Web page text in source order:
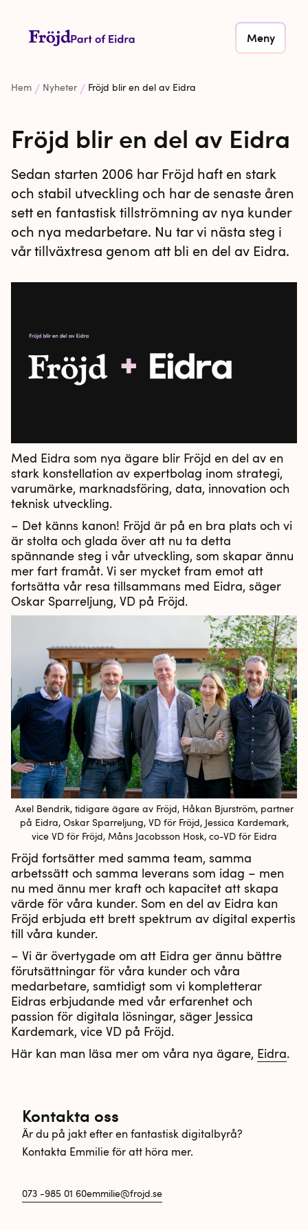
Meny
Hem Nyheter Fröjd blir en del av Eidra
Fröjd blir en del av Eidra
Sedan starten 2006 har Fröjd haft en stark
och stabil utveckling och har de senaste åren
sett en fantastisk tillströmning av nya kunder
och nya medarbetare. Nu tar vi nästa steg i
vår tillväxtresa genom att bli en del av Eidra.
Med Eidra som nya ägare blir Fröjd en del av en
stark konstellation av expertbolag inom strategi,
varumärke, marknadsföring, data, innovation och
teknisk utveckling.
– Det känns kanon! Fröjd är på en bra plats och vi
är stolta och glada över att nu ta detta
spännande steg i vår utveckling, som skapar ännu
mer fart framåt. Vi ser mycket fram emot att
fortsätta vår resa tillsammans med Eidra, säger
Oskar Sparreljung, VD på Fröjd.
Axel Bendrik, tidigare ägare av Fröjd, Håkan Bjurström, partner
på Eidra, Oskar Sparreljung, VD för Fröjd, Jessica Kardemark,
vice VD för Fröjd, Måns Jacobsson Hosk, co-VD för Eidra
Fröjd fortsätter med samma team, samma
arbetssätt och samma leverans som idag – men
nu med ännu mer kraft och kapacitet att skapa
värde för våra kunder. Som en del av Eidra kan
Fröjd erbjuda ett brett spektrum av digital expertis
till våra kunder.
– Vi är övertygade om att Eidra ger ännu bättre
förutsättningar för våra kunder och våra
medarbetare, samtidigt som vi kompletterar
Eidras erbjudande med vår erfarenhet och
passion för digitala lösningar, säger Jessica
Kardemark, vice VD på Fröjd.
Här kan man läsa mer om våra nya ägare, Eidra.
Kontakta oss
Är du på jakt efter en fantastisk digitalbyrå?
Kontakta Emmilie för att höra mer.
073 -985 01 60emmilie@frojd.se